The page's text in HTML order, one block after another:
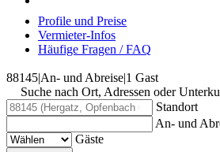
Profile und Preise
Vermieter-Infos
Häufige Fragen / FAQ
88145|An- und Abreise|1 Gast
Suche nach Ort, Adressen oder
Standort
An- und
Gäste